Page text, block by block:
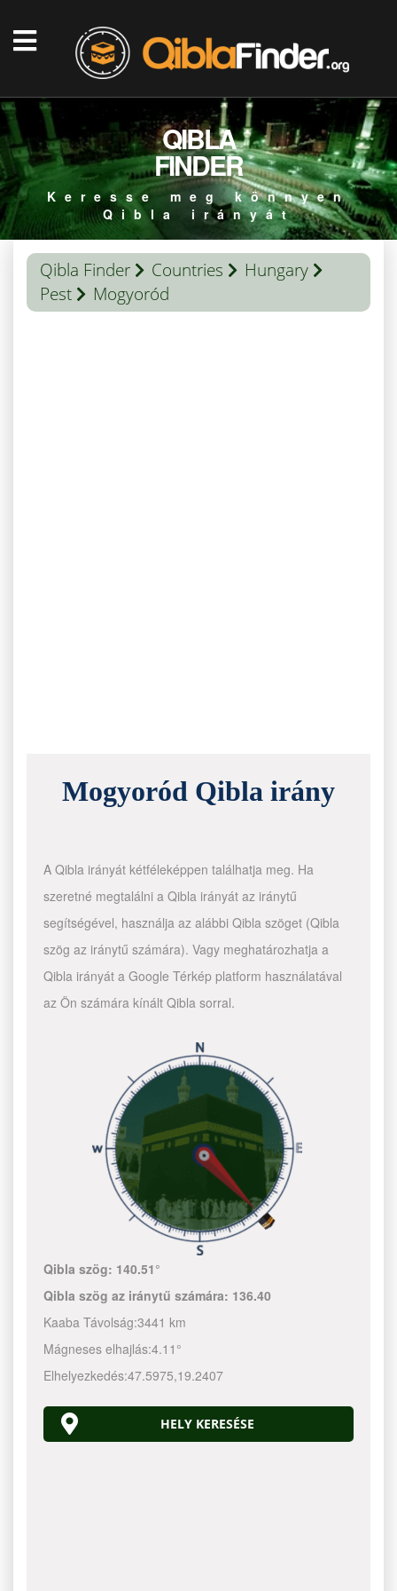
QIBLA
FINDER
Keresse meg könnyen
Qibla irányát
Qibla Finder Countries
Hungary
Pest
Mogyoród
Mogyoród Qibla irány
A Qibla irányát kétféleképpen találhatja meg. Ha
szeretné megtalálni a Qibla irányát az iránytű
segítségével, használja az alábbi Qibla szöget (Qibla
szög az iránytű számára). Vagy meghatározhatja a
Qibla irányát a Google Térkép platform használatával
az Ön számára kínált Qibla sorral.
Qibla szög: 140.51°
Qibla szög az iránytű számára: 136.40
Kaaba Távolság:3441 km
Mágneses elhajlás:4.11°
Elhelyezkedés:47.5975,19.2407
HELY KERESÉSE